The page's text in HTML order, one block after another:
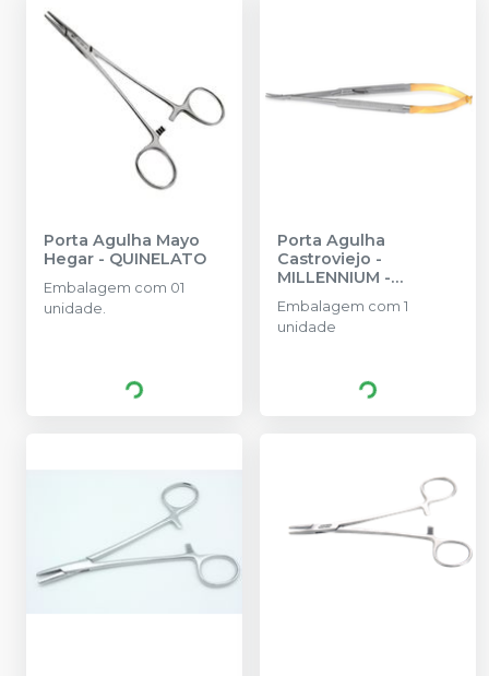
Porta Agulha Mayo
Hegar - QUINELATO
Embalagem com 01
unidade.
Porta Agulha
Castroviejo -
MILLENNIUM -
GOLGRAN
Embalagem com 1
unidade